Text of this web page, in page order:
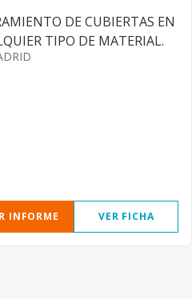
DE CUBIERTAS EN
TIPO DE MATERIAL.
INFORME VER FICHA